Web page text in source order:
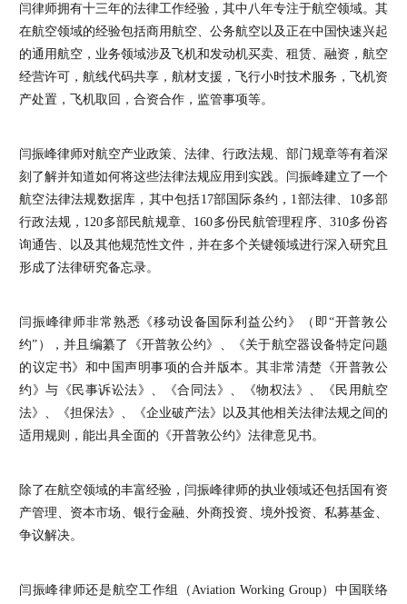
闫律师拥有十三年的法律工作经验，其中八年专注于航空领域。其
在航空领域的经验包括商用航空、公务航空以及正在中国快速兴起
的通用航空，业务领域涉及飞机和发动机买卖、租赁、融资，航空
经营许可，航线代码共享，航材支援，飞行小时技术服务，飞机资
产处置，飞机取回，合资合作，监管事项等。
闫振峰律师对航空产业政策、法律、行政法规、部门规章等有着深
刻了解并知道如何将这些法律法规应用到实践。闫振峰建立了一个
航空法律法规数据库，其中包括17部国际条约，1部法律、10多部
行政法规，120多部民航规章、160多份民航管理程序、310多份咨
询通告、以及其他规范性文件，并在多个关键领域进行深入研究且
形成了法律研究备忘录。
闫振峰律师非常熟悉《移动设备国际利益公约》（即“开普敦公
约”），并且编纂了《开普敦公约》、《关于航空器设备特定问题
的议定书》和中国声明事项的合并版本。其非常清楚《开普敦公
约》与《民事诉讼法》、《合同法》、《物权法》、《民用航空
法》、《担保法》、《企业破产法》以及其他相关法律法规之间的
适用规则，能出具全面的《开普敦公约》法律意见书。
除了在航空领域的丰富经验，闫振峰律师的执业领域还包括国有资
产管理、资本市场、银行金融、外商投资、境外投资、私募基金、
争议解决。
闫振峰律师还是航空工作组（Aviation Working Group）中国联络